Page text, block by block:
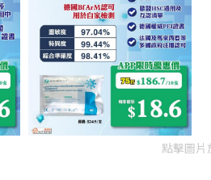
點擊圖片